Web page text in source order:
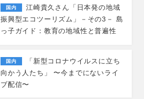
国内
江崎貴久さん「日本発の地域
振興型エコツーリズム」－その3－ 島
っ子ガイド：教育の地域性と普遍性
国内
「新型コロナウイルスに立ち
向かう人たち」 〜今までにないライ
ブ配信〜